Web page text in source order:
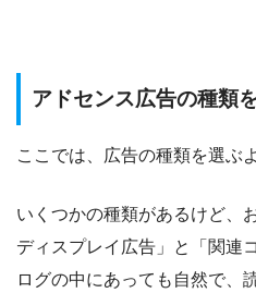
アドセンス広告の種類
ここでは、広告の種類を選ぶよ
いくつかの種類があるけど、
ディスプレイ広告」と「関連
ログの中にあっても自然で、